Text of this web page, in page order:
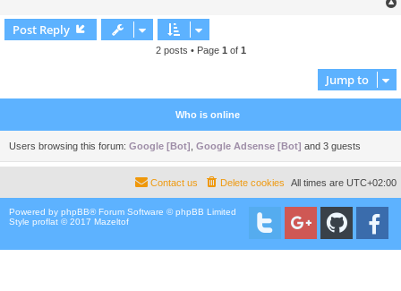
Post Reply
2 posts • Page 1 of 1
Jump to
Who is online
Users browsing this forum: Google [Bot] Google Adsense [Bot] and 3 guests
All times are UTC+02:00
Delete cookies
Contact us
Powered by phpBB® Forum Software © phpBB Limited
Style proflat © 2017 Mazeltof